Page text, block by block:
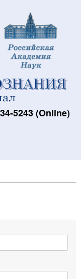
5243 (Online)